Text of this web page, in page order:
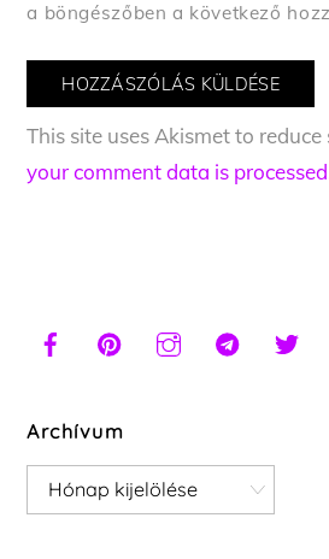
a böngészőben a következő
This site uses Akismet to reduce
your comment data is
Archívum
Archívum